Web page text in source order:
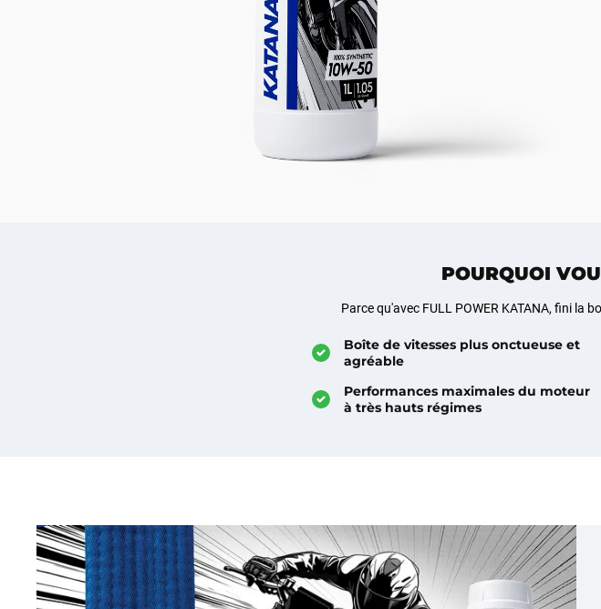
POURQUOI
Parce qu'avec FULL POWER KATANA, fini la
Boîte de vitesses plus onctueuse et
agréable
Performances maximales du moteur
à très hauts régimes